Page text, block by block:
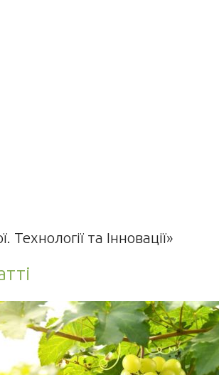
Технології та Інновації»